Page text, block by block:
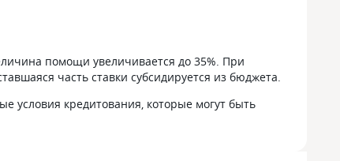
помощи увеличивается до 35%. При
часть ставки субсидируется из бюджета.
условия кредитования, которые могут быть